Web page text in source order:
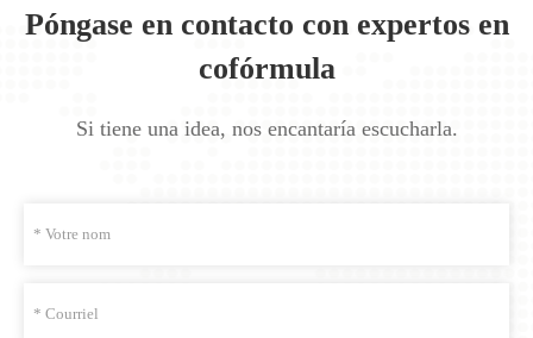
Póngase en contacto con expertos en
cofórmula
Si tiene una idea, nos encantaría escucharla.